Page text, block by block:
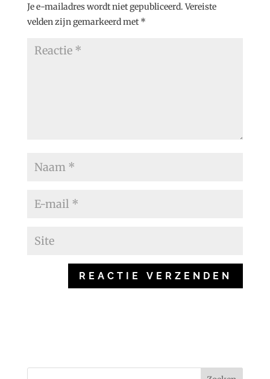
Je e-mailadres wordt niet gepubliceerd. Vereiste
velden zijn gemarkeerd met *